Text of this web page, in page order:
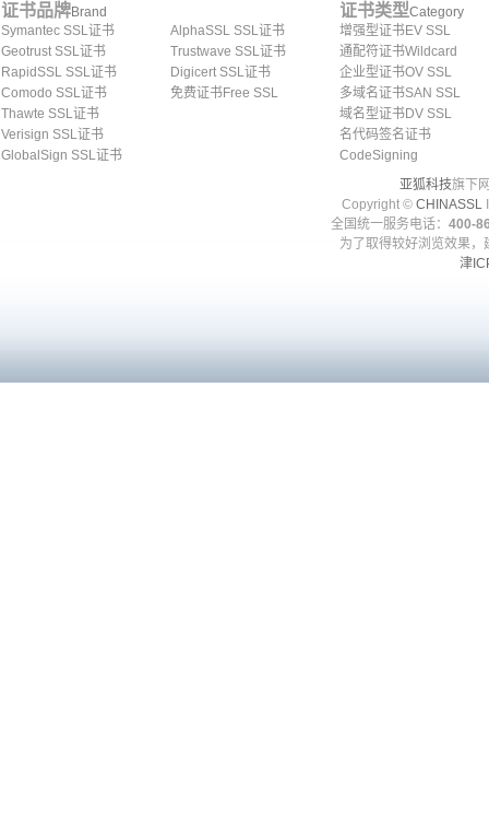
证书品牌Brand
Symantec SSL证书
Geotrust SSL证书
RapidSSL SSL证书
Comodo SSL证书
Thawte SSL证书
Verisign SSL证书
GlobalSign SSL证书
AlphaSSL SSL证书
Trustwave SSL证书
Digicert SSL证书
免费证书Free SSL
证书类型Category
增强型证书EV SSL
通配符证书Wildcard
企业型证书OV SSL
多域名证书SAN SSL
域名型证书DV SSL
名代码签名证书
CodeSigning
亚狐科技旗下
Copyright © CHINASSL
全国统一服务电话： 400-
为了取得较好浏览效果
津